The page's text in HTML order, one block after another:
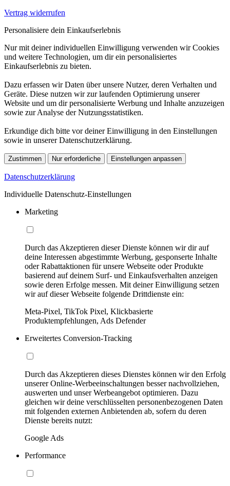
Vertrag widerrufen
Personalisiere dein Einkaufserlebnis
Nur mit deiner individuellen Einwilligung verwenden wir Cookies
und weitere Technologien, um dir ein personalisiertes
Einkaufserlebnis zu bieten.
Dazu erfassen wir Daten über unsere Nutzer, deren Verhalten und
Geräte. Diese nutzen wir zur laufenden Optimierung unserer
Website und um dir personalisierte Werbung und Inhalte anzuzeigen
sowie zur Analyse der Nutzungsstatistiken.
Erkundige dich bitte vor deiner Einwilligung in den Einstellungen
sowie in unserer Datenschutzerklärung.
Zustimmen Nur erforderliche Einstellungen anpassen
Datenschutzerklärung
Individuelle Datenschutz-Einstellungen
Marketing
Durch das Akzeptieren dieser Dienste können wir dir auf
deine Interessen abgestimmte Werbung, gesponserte Inhalte
oder Rabattaktionen für unsere Webseite oder Produkte
basierend auf deinem Surf- und Einkaufsverhalten anzeigen
sowie deren Erfolge messen. Mit deiner Einwilligung setzen
wir auf dieser Webseite folgende Drittdienste ein:
Meta-Pixel, TikTok Pixel, Klickbasierte
Produktempfehlungen, Ads Defender
Erweitertes Conversion-Tracking
Durch das Akzeptieren dieses Dienstes können wir den Erfolg
unserer Online-Werbeeinschaltungen besser nachvollziehen,
auswerten und unser Werbeangebot optimieren. Dazu
gleichen wir deine verschlüsselten personenbezogenen Daten
mit folgenden externen Anbietenden ab, sofern du deren
Dienste bereits nutzt:
Google Ads
Performance